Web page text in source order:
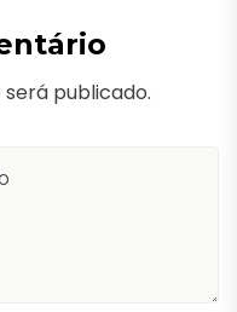
publicado.